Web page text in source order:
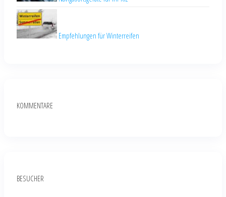
Empfehlungen für Winterreifen
KOMMENTARE
BESUCHER